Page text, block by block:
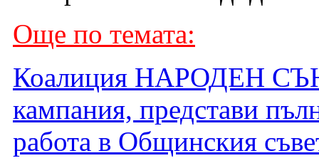
Още по темата:
Коалиция НАРОДЕН
кампания, представи
работа в Общинския